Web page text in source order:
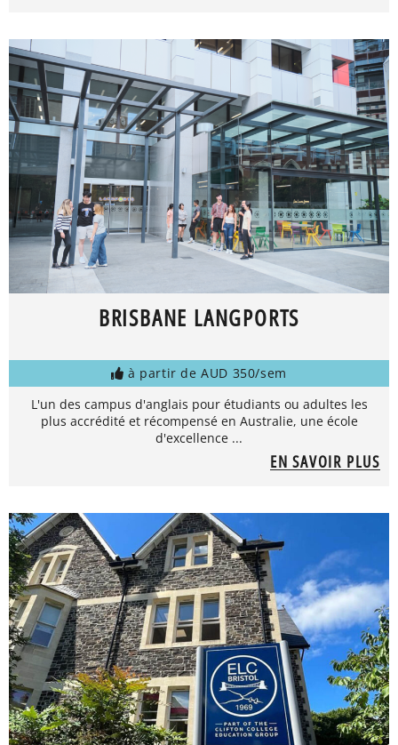
BRISBANE LANGPORTS
à partir de AUD 350/sem
L'un des campus d'anglais pour étudiants ou adultes les
plus accrédité et récompensé en Australie, une école
d'excellence ...
EN SAVOIR PLUS